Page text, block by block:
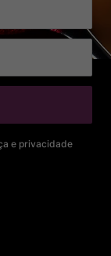
e privacidade